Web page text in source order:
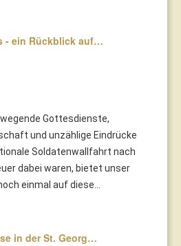
- ein Rückblick auf…
Gottesdienste,
und unzählige Eindrücke
Soldatenwallfahrt nach
dabei waren, bietet unser
einmal auf diese...
in der St. Georg…